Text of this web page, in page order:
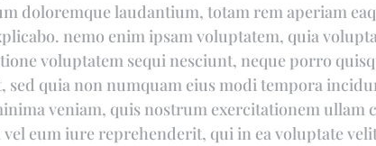
doloremque laudantium, totam rem aperiam
nemo enim ipsam voluptatem, quia
voluptatem sequi nesciunt, neque porro
sed quia non numquam eius modi tempora
veniam, quis nostrum exercitationem
eum iure reprehenderit, qui in ea voluptate